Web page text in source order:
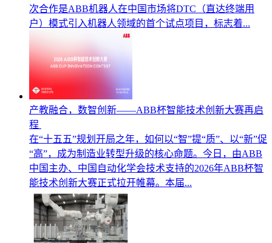
次合作是ABB机器人在中国市场将DTC（直达终端用
户）模式引入机器人领域的首个试点项目，标志着...
产教融合，数智创新——ABB杯智能技术创新大赛再启
程
在“十五五”规划开局之年，如何以“智”提“质”、以“新”促
“高”，成为制造业转型升级的核心命题。今日，由ABB
中国主办、中国自动化学会技术支持的2026年ABB杯智
能技术创新大赛正式拉开帷幕。本届...